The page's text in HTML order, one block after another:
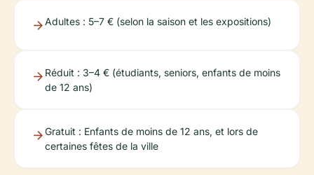
Adultes : 5–7 € (selon la saison et les expositions)
Réduit : 3–4 € (étudiants, seniors, enfants de moins
de 12 ans)
Gratuit : Enfants de moins de 12 ans, et lors de
certaines fêtes de la ville